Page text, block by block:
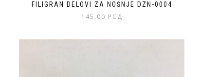
FILIGRAN DELOVI ZA NOŠNJE DZN-0004
145.00 РСД